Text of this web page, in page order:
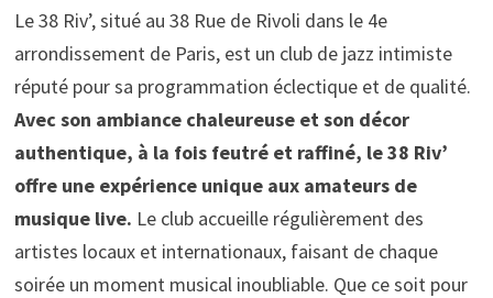
Le 38 Riv’, situé au 38 Rue de Rivoli dans le 4e
arrondissement de Paris, est un club de jazz intimiste
réputé pour sa programmation éclectique et de qualité.
Avec son ambiance chaleureuse et son décor
authentique, à la fois feutré et raffiné, le 38 Riv’
offre une expérience unique aux amateurs de
musique live. Le club accueille régulièrement des
artistes locaux et internationaux, faisant de chaque
soirée un moment musical inoubliable. Que ce soit pour